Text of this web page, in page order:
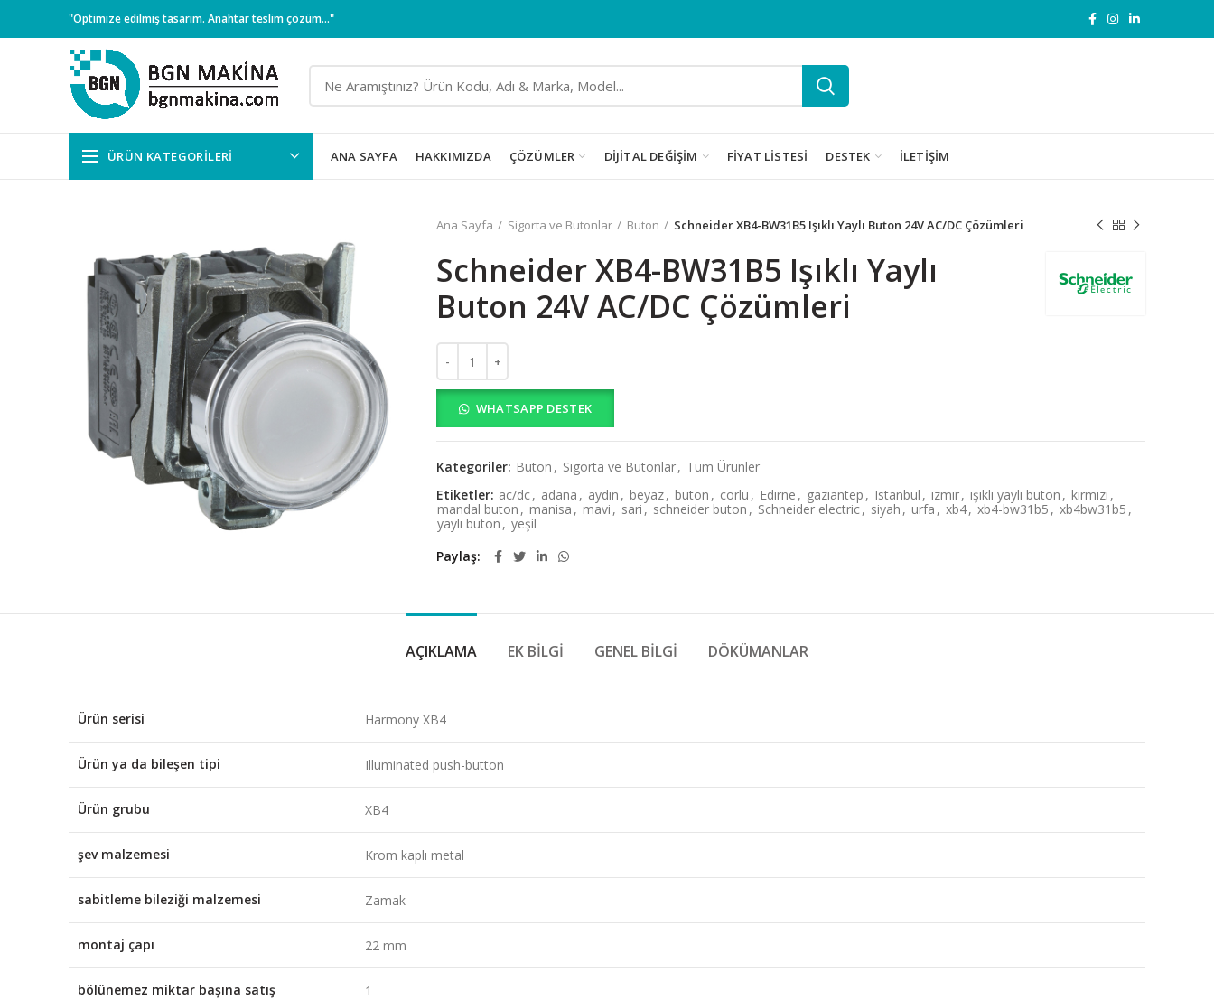
"Optimize edilmiş tasarım. Anahtar teslim çözüm..."
ÜRÜN KATEGORILERI ANA SAYFA HAKKIMIZDA ÇÖZÜMLER DIJITAL DEĞIŞIM FIYAT LISTESI DESTEK İLETIŞIM
Ana Sayfa Sigorta ve Butonlar Buton Schneider XB4-BW31B5 Işıklı Yaylı Buton 24V AC/DC Çözümleri
Schneider XB4-BW31B5 Işıklı Yaylı
Buton 24V AC/DC Çözümleri
Schneider XB4-BW31B5 Işıklı Yaylı Buton 24V AC/DC Çözümleri adet
WHATSAPP DESTEK
Kategoriler: Buton , Sigorta ve Butonlar, Tüm Ürünler
Etiketler: ac/dc, adana , aydin , beyaz, buton , corlu , Edirne , gaziantep , Istanbul , izmir, ışıklı yaylı buton , kırmızı ,
mandal buton , manisa , mavi , sari, schneider buton , Schneider electric, siyah , urfa , xb4, xb4-bw31b5 , xb4bw31b5 ,
yaylı buton , yeşil
Paylaş
AÇIKLAMA EK BILGI GENEL BILGI DÖKÜMANLAR
Ürün serisi Harmony XB4
Ürün ya da bileşen tipi Illuminated push-button
Ürün grubu XB4
şev malzemesi Krom kaplı metal
sabitleme bileziği malzemesi Zamak
montaj çapı 22 mm
bölünemez miktar başına satış 1